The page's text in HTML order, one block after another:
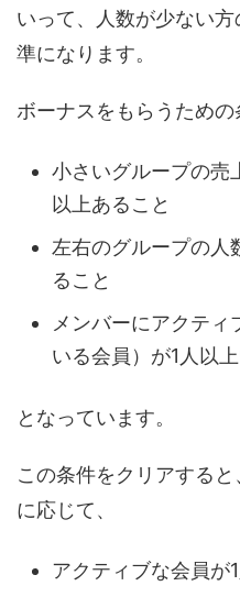
いって、人数が少ない
準になります。
ボーナスをもらうための
小さいグループの売
以上あること
左右のグループの人
ること
メンバーにアクティ
いる会員）が1人以
となっています。
この条件をクリアする
に応じて、
アクティブな会員が